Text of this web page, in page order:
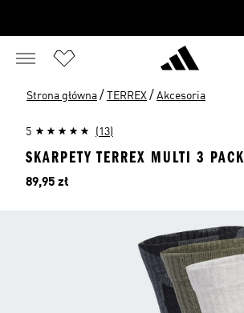
Strona główna / TERREX / Akcesoria
5 (13)
SKARPETY TERREX MULTI 3 PACK
Cena
89,95 zł